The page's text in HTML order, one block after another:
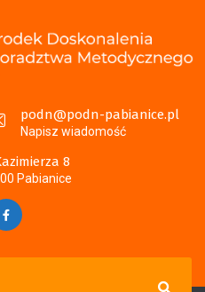
podn@podn-pabianice.pl
Napisz wiadomość
8
Pabianice